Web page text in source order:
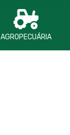
AGROPECUÁRIA